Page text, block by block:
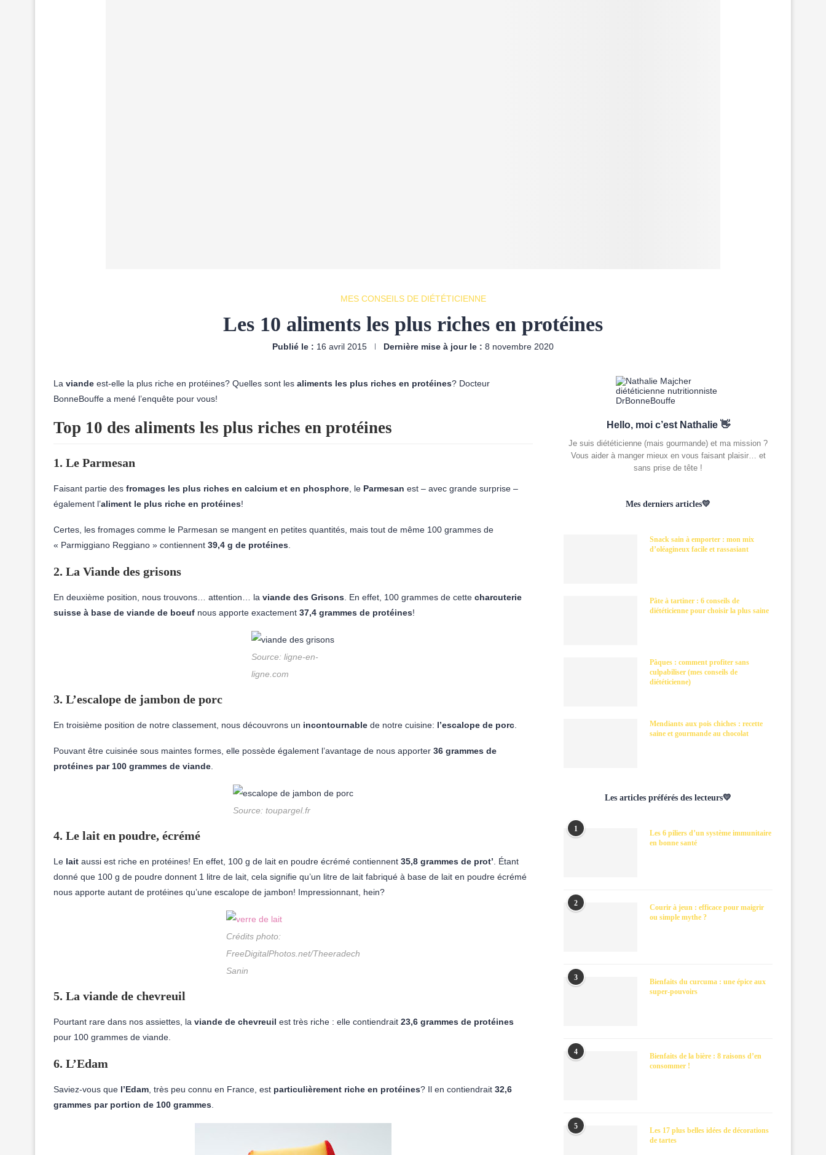
MES CONSEILS DE DIÉTÉTICIENNE
Les 10 aliments les plus riches en protéines
Publié le : 16 avril 2015 Dernière mise à jour le : 8 novembre 2020
La viande est-elle la plus riche en protéines? Quelles sont les aliments les plus riches en protéines? Docteur
BonneBouffe a mené l’enquête pour vous!
Top 10 des aliments les plus riches en protéines
1. Le Parmesan
Faisant partie des fromages les plus riches en calcium et en phosphore , le Parmesan est – avec grande surprise –
également l’aliment le plus riche en protéines!
Certes, les fromages comme le Parmesan se mangent en petites quantités, mais tout de même 100 grammes de
« Parmiggiano Reggiano » contiennent 39,4 g de protéines
2. La Viande des grisons
En deuxième position, nous trouvons… attention… la viande des Grisons . En effet, 100 grammes de cette charcuterie
suisse à base de viande de boeuf nous apporte exactement 37,4 grammes de protéines!
Source: ligne-en-
ligne.com
3. L’escalope de jambon de porc
En troisième position de notre classement, nous découvrons un incontournable de notre cuisine: l’escalope de porc
Pouvant être cuisinée sous maintes formes, elle possède également l’avantage de nous apporter 36 grammes de
protéines par 100 grammes de viande
Source: toupargel.fr
4. Le lait en poudre, écrémé
Le lait aussi est riche en protéines! En effet, 100 g de lait en poudre écrémé contiennent 35,8 grammes de prot’ . Étant
donné que 100 g de poudre donnent 1 litre de lait, cela signifie qu’un litre de lait fabriqué à base de lait en poudre écrémé
nous apporte autant de protéines qu’une escalope de jambon! Impressionnant, hein?
Crédits photo:
FreeDigitalPhotos.net/Theeradech
Sanin
5. La viande de chevreuil
Pourtant rare dans nos assiettes, la viande de chevreuil est très riche : elle contiendrait 23,6 grammes de protéines
pour 100 grammes de viande.
6. L’Edam
Saviez-vous que l’Edam , très peu connu en France, est particulièrement riche en protéines? Il en contiendrait 32,6
grammes par portion de 100 grammes
Hello, moi c’est Nathalie 👋
Je suis diététicienne (mais gourmande) et ma mission ?
Vous aider à manger mieux en vous faisant plaisir… et
sans prise de tête !
Mes derniers articles💛
Snack sain à emporter : mon mix
d’oléagineux facile et rassasiant
Pâte à tartiner : 6 conseils de
diététicienne pour choisir la plus saine
Pâques : comment profiter sans
culpabiliser (mes conseils de
diététicienne)
Mendiants aux pois chiches : recette
saine et gourmande au chocolat
Les articles préférés des lecteurs💛
1
Les 6 piliers d’un système immunitaire
en bonne santé
2
Courir à jeun : efficace pour maigrir
ou simple mythe ?
3
Bienfaits du curcuma : une épice aux
super-pouvoirs
4
Bienfaits de la bière : 8 raisons d’en
consommer !
5
Les 17 plus belles idées de décorations
de tartes